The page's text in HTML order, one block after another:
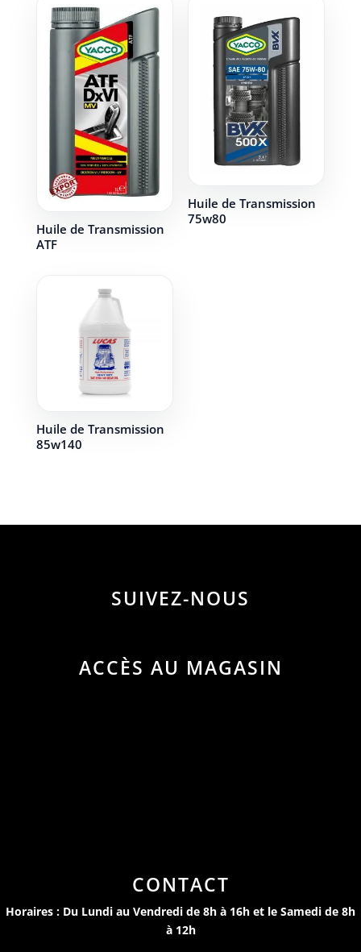
Huile de Transmission
ATF
Huile de Transmission
75w80
Huile de Transmission
85w140
SUIVEZ-NOUS
ACCÈS AU MAGASIN
CONTACT
Horaires : Du Lundi au Vendredi de 8h à 16h et le Samedi de 8h
à 12h